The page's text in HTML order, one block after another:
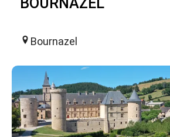
Bournazel